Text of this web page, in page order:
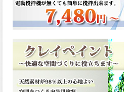
色彩が床と壁を印象的に仕上
げる、アクアカラー デュオト
ーンが新しく販売開始致しま
2026.03.13
滑らかな塗膜は従来の屋根用
塗料と比べ、滑らかな塗膜表
面を形成し、光沢が高く、抜
群の仕上がり性を提供、一液